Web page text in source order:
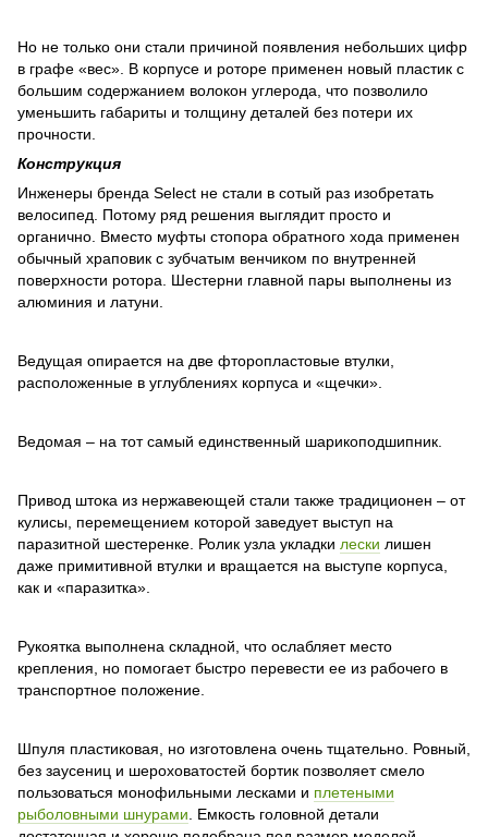
Но не только они стали причиной появления небольших цифр
в графе «вес». В корпусе и роторе применен новый пластик с
большим содержанием волокон углерода, что позволило
уменьшить габариты и толщину деталей без потери их
прочности.
Конструкция
Инженеры бренда Select не стали в сотый раз изобретать
велосипед. Потому ряд решения выглядит просто и
органично. Вместо муфты стопора обратного хода применен
обычный храповик с зубчатым венчиком по внутренней
поверхности ротора. Шестерни главной пары выполнены из
алюминия и латуни.
Ведущая опирается на две фторопластовые втулки,
расположенные в углублениях корпуса и «щечки».
Ведомая – на тот самый единственный шарикоподшипник.
Привод штока из нержавеющей стали также традиционен – от
кулисы, перемещением которой заведует выступ на
паразитной шестеренке. Ролик узла укладки лески лишен
даже примитивной втулки и вращается на выступе корпуса,
как и «паразитка».
Рукоятка выполнена складной, что ослабляет место
крепления, но помогает быстро перевести ее из рабочего в
транспортное положение.
Шпуля пластиковая, но изготовлена очень тщательно. Ровный,
без заусениц и шероховатостей бортик позволяет смело
пользоваться монофильными лесками и плетеными
рыболовными шнурами . Емкость головной детали